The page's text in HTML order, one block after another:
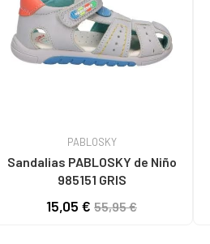
PABLOSKY
Sandalias PABLOSKY de Niño
985151 GRIS
15,05 € 55,95 €